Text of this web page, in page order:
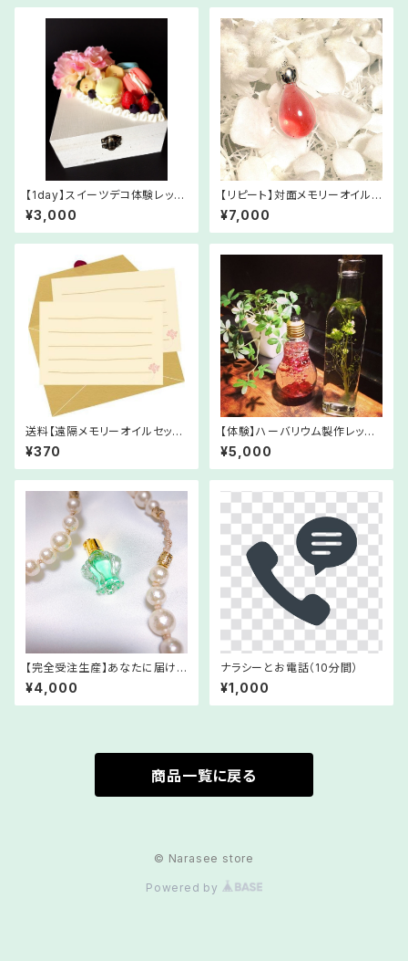
【1day】スイーツデコ体験レッス
ン
¥3,000
【リピート】対面メモリーオイルセ
ッション
¥7,000
送料【遠隔メモリーオイルセッシ
ョン専用】
¥370
【体験】ハーバリウム製作レッス
ン♪
¥5,000
【完全受注生産】あなたに届けた
いブレンド～Bless～
¥4,000
ナラシーとお電話（10分間）
¥1,000
商品一覧に戻る
© Narasee store
Powered by